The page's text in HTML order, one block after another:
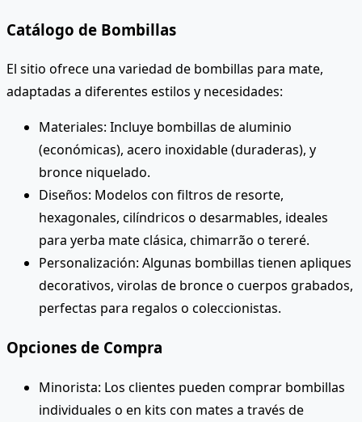
Catálogo de Bombillas
El sitio ofrece una variedad de bombillas para mate,
adaptadas a diferentes estilos y necesidades:
Materiales: Incluye bombillas de aluminio
(económicas), acero inoxidable (duraderas), y
bronce niquelado.
Diseños: Modelos con filtros de resorte,
hexagonales, cilíndricos o desarmables, ideales
para yerba mate clásica, chimarrão o tereré.
Personalización: Algunas bombillas tienen apliques
decorativos, virolas de bronce o cuerpos grabados,
perfectas para regalos o coleccionistas.
Opciones de Compra
Minorista: Los clientes pueden comprar bombillas
individuales o en kits con mates a través de